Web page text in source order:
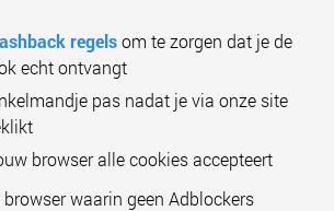
regelsom te zorgen dat je de
echt ontvangt
pas nadat je via onze site
browser alle cookies accepteert
browser waarin geen Adblockers